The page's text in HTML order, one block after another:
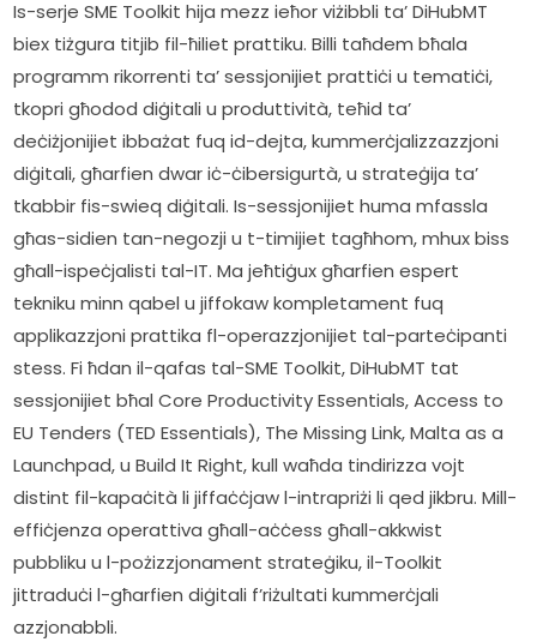
Is-serje SME Toolkit hija mezz ieħor viżibbli ta’ DiHubMT
biex tiżgura titjib fil-ħiliet prattiku. Billi taħdem bħala
programm rikorrenti ta’ sessjonijiet prattiċi u tematiċi,
tkopri għodod diġitali u produttività, teħid ta’
deċiżjonijiet ibbażat fuq id-dejta, kummerċjalizzazzjoni
diġitali, għarfien dwar iċ-ċibersigurtà, u strateġija ta’
tkabbir fis-swieq diġitali. Is-sessjonijiet huma mfassla
għas-sidien tan-negozji u t-timijiet tagħhom, mhux biss
għall-ispeċjalisti tal-IT. Ma jeħtiġux għarfien espert
tekniku minn qabel u jiffokaw kompletament fuq
applikazzjoni prattika fl-operazzjonijiet tal-parteċipanti
stess. Fi ħdan il-qafas tal-SME Toolkit, DiHubMT tat
sessjonijiet bħal Core Productivity Essentials, Access to
EU Tenders (TED Essentials), The Missing Link, Malta as a
Launchpad, u Build It Right, kull waħda tindirizza vojt
distint fil-kapaċità li jiffaċċjaw l-intrapriżi li qed jikbru. Mill-
effiċjenza operattiva għall-aċċess għall-akkwist
pubbliku u l-pożizzjonament strateġiku, il-Toolkit
jittraduċi l-għarfien diġitali f’riżultati kummerċjali
azzjonabbli.